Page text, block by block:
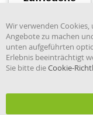
Wir verwenden
Angebote zu machen
unten aufgeführten
Erlebnis beeinträchtigt
Sie bitte dieCookie-